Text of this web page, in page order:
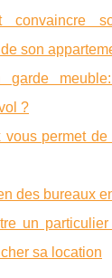
convaincre
son
garde
?
vous permet de
des bureaux
un
sa location